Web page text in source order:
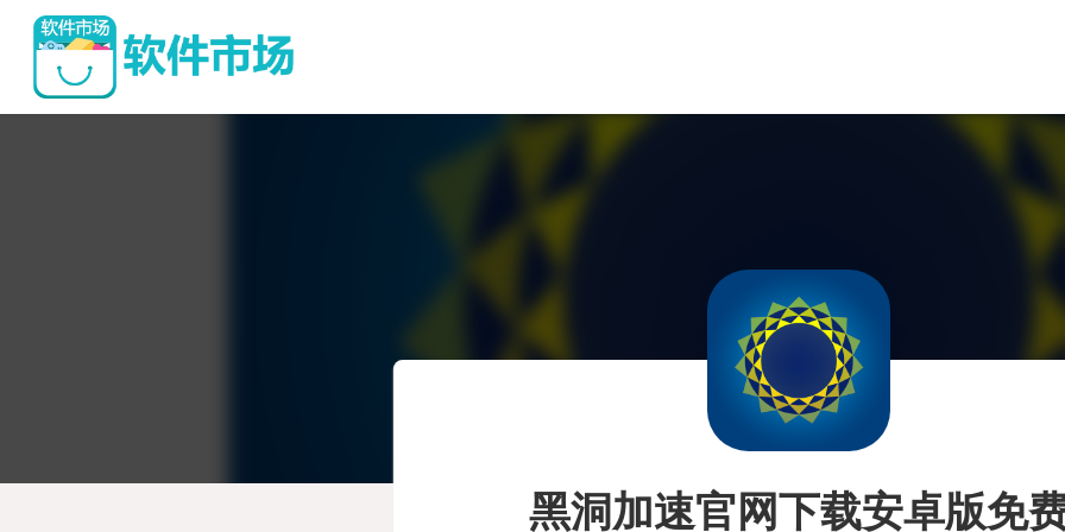
黑洞加速官网下载安卓版免